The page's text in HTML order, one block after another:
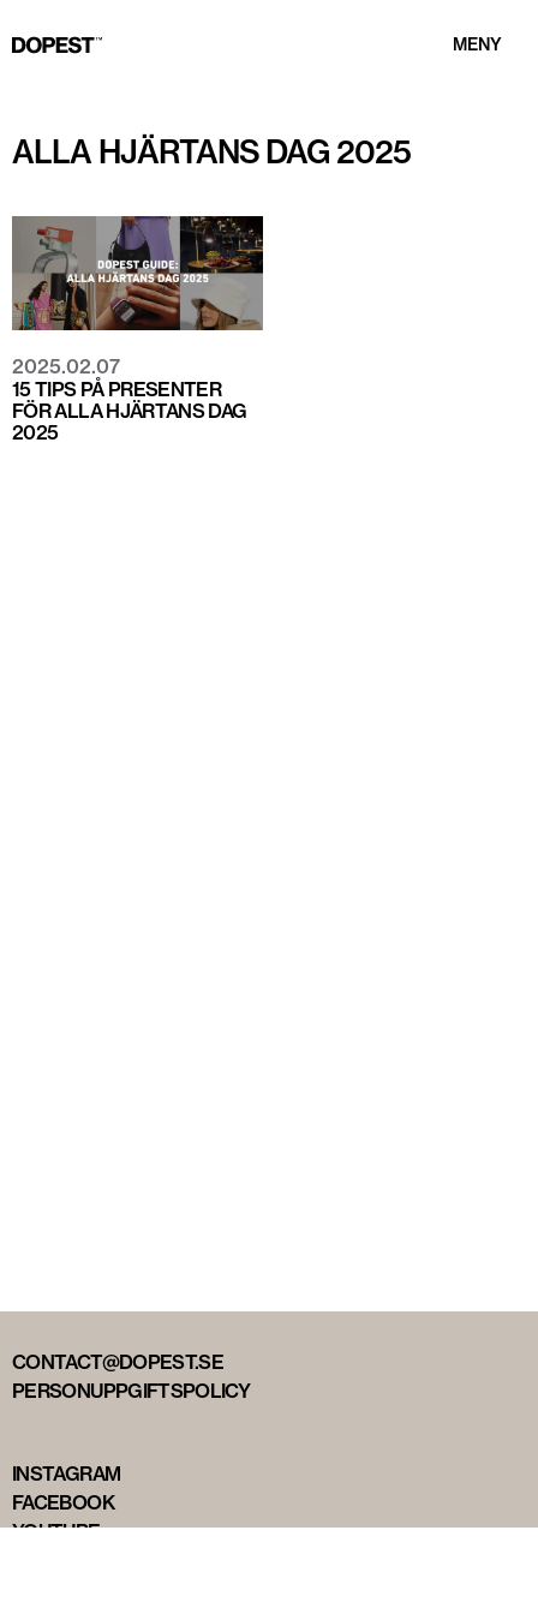
MENY
ALLA HJÄRTANS DAG 2025
2025.02.07
15 TIPS PÅ PRESENTER
FÖR ALLA HJÄRTANS DAG
2025
CONTACT@DOPEST.SE
PERSONUPPGIFTSPOLICY
INSTAGRAM
FACEBOOK
YOUTUBE